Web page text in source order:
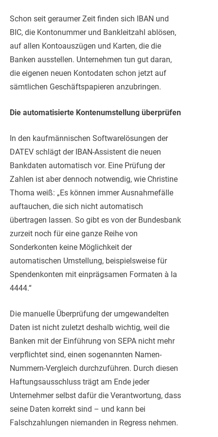
Schon seit geraumer Zeit finden sich IBAN und
BIC, die Kontonummer und Bankleitzahl ablösen,
auf allen Kontoauszügen und Karten, die die
Banken ausstellen. Unternehmen tun gut daran,
die eigenen neuen Kontodaten schon jetzt auf
sämtlichen Geschäftspapieren anzubringen.
Die automatisierte Kontenumstellung überprüfen
In den kaufmännischen Softwarelösungen der
DATEV schlägt der IBAN-Assistent die neuen
Bankdaten automatisch vor. Eine Prüfung der
Zahlen ist aber dennoch notwendig, wie Christine
Thoma weiß: „Es können immer Ausnahmefälle
auftauchen, die sich nicht automatisch
übertragen lassen. So gibt es von der Bundesbank
zurzeit noch für eine ganze Reihe von
Sonderkonten keine Möglichkeit der
automatischen Umstellung, beispielsweise für
Spendenkonten mit einprägsamen Formaten à la
4444.“
Die manuelle Überprüfung der umgewandelten
Daten ist nicht zuletzt deshalb wichtig, weil die
Banken mit der Einführung von SEPA nicht mehr
verpflichtet sind, einen sogenannten Namen-
Nummern-Vergleich durchzuführen. Durch diesen
Haftungsausschluss trägt am Ende jeder
Unternehmer selbst dafür die Verantwortung, dass
seine Daten korrekt sind – und kann bei
Falschzahlungen niemanden in Regress nehmen.